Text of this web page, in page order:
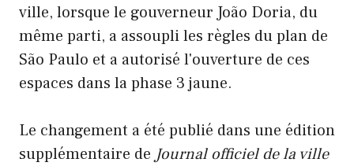
ville, lorsque le gouverneur João Doria, du
même parti, a assoupli les règles du plan de
São Paulo et a autorisé l'ouverture de ces
espaces dans la phase 3 jaune.
Le changement a été publié dans une édition
supplémentaire de Journal officiel de la ville